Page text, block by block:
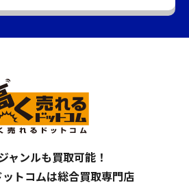
ャンルも買取可能！
トコムは総合買取専門店